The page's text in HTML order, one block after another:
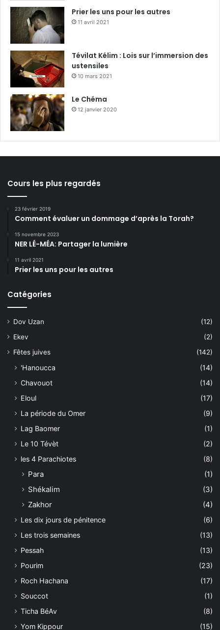
Prier les uns pour les autres
11 avril 2021
Tévilat Kélim : Lois sur l’immersion des
ustensiles
10 mars 2021
Le Chéma
12 janvier 2020
Cours les plus regardés
23 février 2019
Comment évaluer un dommage d’après la Torah?
15 novembre 2023
NER LÉ-MÉA: Partager la lumière
11 avril 2021
Prier les uns pour les autres
Catégories
Dov Uzan
(12)
Ekev
(2)
Fêtes juives
(142)
'Hanoucca
(14)
Chavouot
(14)
Eloul
(17)
La période du Omer
(9)
Lag Baomer
(1)
Le 10 Tévèt
(2)
les 4 Parachiotes
(8)
Para
(1)
Shékalim
(3)
Zakhor
(4)
Les dix jours de pénitence
(6)
Les trois semaines
(13)
Pessah
(13)
Pourim
(23)
Roch Hachana
(17)
Souccot
(1)
Ticha BéAv
(8)
Yom Kippour
(15)